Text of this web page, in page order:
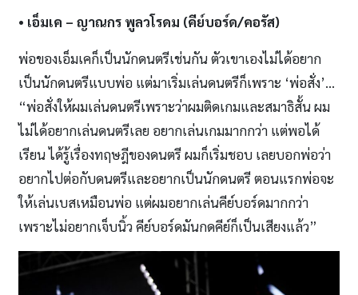
• เอ็มเค – ญาณกร พูลวโรดม (คีย์บอร์ด/คอรัส)
พ่อของเอ็มเคก็เป็นนักดนตรีเช่นกัน ตัวเขาเองไม่ได้อยาก
เป็นนักดนตรีแบบพ่อ แต่มาเริ่มเล่นดนตรีก็เพราะ ‘พ่อสั่ง’…
“พ่อสั่งให้ผมเล่นดนตรีเพราะว่าผมติดเกมและสมาธิสั้น ผม
ไม่ได้อยากเล่นดนตรีเลย อยากเล่นเกมมากกว่า แต่พอได้
เรียน ได้รู้เรื่องทฤษฎีของดนตรี ผมก็เริ่มชอบ เลยบอกพ่อว่า
อยากไปต่อกับดนตรีและอยากเป็นนักดนตรี ตอนแรกพ่อจะ
ให้เล่นเบสเหมือนพ่อ แต่ผมอยากเล่นคีย์บอร์ดมากกว่า
เพราะไม่อยากเจ็บนิ้ว คีย์บอร์ดมันกดคีย์ก็เป็นเสียงแล้ว”